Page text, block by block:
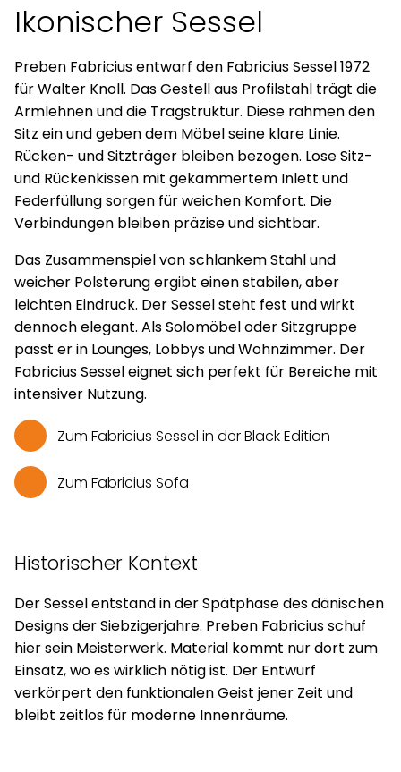
Ikonischer Sessel
Preben Fabricius entwarf den Fabricius Sessel 1972
für Walter Knoll. Das Gestell aus Profilstahl trägt die
Armlehnen und die Tragstruktur. Diese rahmen den
Sitz ein und geben dem Möbel seine klare Linie.
Rücken- und Sitzträger bleiben bezogen. Lose Sitz-
und Rückenkissen mit gekammertem Inlett und
Federfüllung sorgen für weichen Komfort. Die
Verbindungen bleiben präzise und sichtbar.
Das Zusammenspiel von schlankem Stahl und
weicher Polsterung ergibt einen stabilen, aber
leichten Eindruck. Der Sessel steht fest und wirkt
dennoch elegant. Als Solomöbel oder Sitzgruppe
passt er in Lounges, Lobbys und Wohnzimmer. Der
Fabricius Sessel eignet sich perfekt für Bereiche mit
intensiver Nutzung.
Zum Fabricius Sessel in der Black Edition
Zum Fabricius Sofa
Historischer Kontext
Der Sessel entstand in der Spätphase des dänischen
Designs der Siebzigerjahre. Preben Fabricius schuf
hier sein Meisterwerk. Material kommt nur dort zum
Einsatz, wo es wirklich nötig ist. Der Entwurf
verkörpert den funktionalen Geist jener Zeit und
bleibt zeitlos für moderne Innenräume.